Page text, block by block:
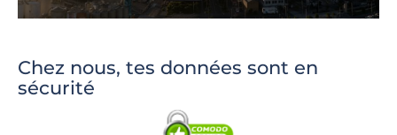
Chez nous, tes données sont en
sécurité